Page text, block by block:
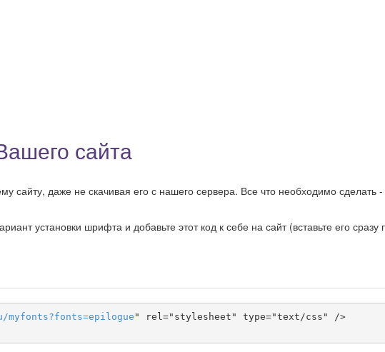
сайта
сайту, даже не скачивая его с нашего сервера. Все что необходимо сделать -
установки шрифта и добавьте этот код к себе на сайт (вставьте его сразу
/myfonts?fonts=epilogue " rel="stylesheet" type="text/css" />